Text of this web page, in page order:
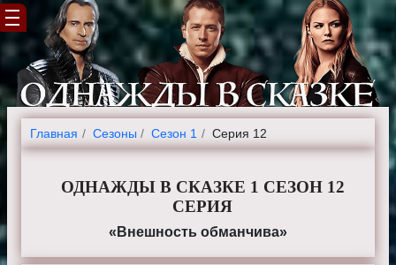
Главная Cезоны Сезон 1 Серия 12
ОДНАЖДЫ В СКАЗКЕ 1 СЕЗОН 12
СЕРИЯ
«Внешность обманчива»